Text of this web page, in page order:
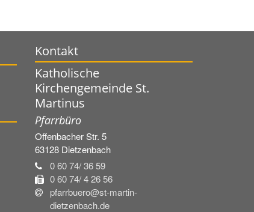
Kontakt
Katholische
Kirchengemeinde St.
Martinus
Pfarrbüro
Offenbacher Str. 5
63128 Dietzenbach
0 60 74/ 36 59
0 60 74/ 4 26 56
pfarrbuero@st-martin-
dietzenbach.de